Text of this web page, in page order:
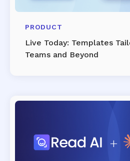
PRODUCT
Live Today: Templates
Teams and Beyond